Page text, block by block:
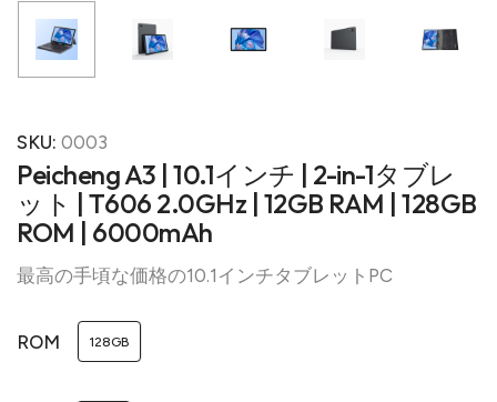
SKU: 0003
Peicheng A3 | 10.1インチ | 2-in-1タブレ
ット | T606 2.0GHz | 12GB RAM | 128GB
ROM | 6000mAh
最高の手頃な価格の10.1インチタブレットPC
ROM 128GB